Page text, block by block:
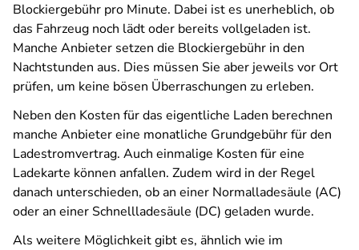
Blockiergebühr pro Minute. Dabei ist es unerheblich, ob
das Fahrzeug noch lädt oder bereits vollgeladen ist.
Manche Anbieter setzen die Blockiergebühr in den
Nachtstunden aus. Dies müssen Sie aber jeweils vor Ort
prüfen, um keine bösen Überraschungen zu erleben.
Neben den Kosten für das eigentliche Laden berechnen
manche Anbieter eine monatliche Grundgebühr für den
Ladestromvertrag. Auch einmalige Kosten für eine
Ladekarte können anfallen. Zudem wird in der Regel
danach unterschieden, ob an einer Normalladesäule (AC)
oder an einer Schnellladesäule (DC) geladen wurde.
Als weitere Möglichkeit gibt es, ähnlich wie im